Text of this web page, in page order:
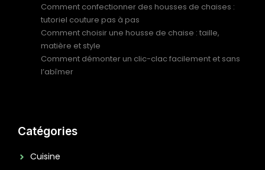
Comment confectionner des housses de chaises :
tutoriel couture pas à pas
Comment choisir une housse de chaise : taille,
matière et style
Comment démonter un clic-clac facilement et sans
l’abîmer
Catégories
Cuisine